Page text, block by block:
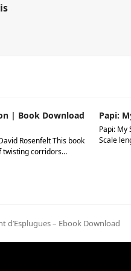
| Book Download
Rosenfelt This book
twisting corridors…
Papi:
Papi: My
Scale
d’Esplugues – Ebook Download